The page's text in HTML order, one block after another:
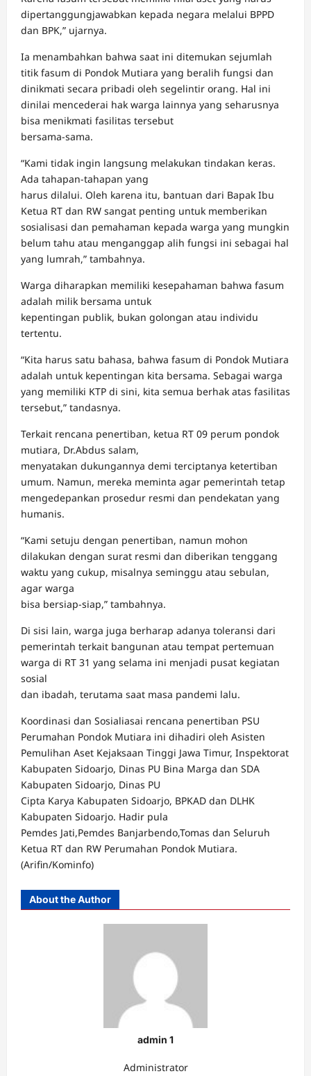
dipertanggungjawabkan kepada negara melalui BPPD
dan BPK,” ujarnya.
Ia menambahkan bahwa saat ini ditemukan sejumlah
titik fasum di Pondok Mutiara yang beralih fungsi dan
dinikmati secara pribadi oleh segelintir orang. Hal ini
dinilai mencederai hak warga lainnya yang seharusnya
bisa menikmati fasilitas tersebut
bersama-sama.
“Kami tidak ingin langsung melakukan tindakan keras.
Ada tahapan-tahapan yang
harus dilalui. Oleh karena itu, bantuan dari Bapak Ibu
Ketua RT dan RW sangat penting untuk memberikan
sosialisasi dan pemahaman kepada warga yang mungkin
belum tahu atau menganggap alih fungsi ini sebagai hal
yang lumrah,” tambahnya.
Warga diharapkan memiliki kesepahaman bahwa fasum
adalah milik bersama untuk
kepentingan publik, bukan golongan atau individu
tertentu.
“Kita harus satu bahasa, bahwa fasum di Pondok Mutiara
adalah untuk kepentingan kita bersama. Sebagai warga
yang memiliki KTP di sini, kita semua berhak atas fasilitas
tersebut,” tandasnya.
Terkait rencana penertiban, ketua RT 09 perum pondok
mutiara, Dr.Abdus salam,
menyatakan dukungannya demi terciptanya ketertiban
umum. Namun, mereka meminta agar pemerintah tetap
mengedepankan prosedur resmi dan pendekatan yang
humanis.
“Kami setuju dengan penertiban, namun mohon
dilakukan dengan surat resmi dan diberikan tenggang
waktu yang cukup, misalnya seminggu atau sebulan,
agar warga
bisa bersiap-siap,” tambahnya.
Di sisi lain, warga juga berharap adanya toleransi dari
pemerintah terkait bangunan atau tempat pertemuan
warga di RT 31 yang selama ini menjadi pusat kegiatan
sosial
dan ibadah, terutama saat masa pandemi lalu.
Koordinasi dan Sosialiasai rencana penertiban PSU
Perumahan Pondok Mutiara ini dihadiri oleh Asisten
Pemulihan Aset Kejaksaan Tinggi Jawa Timur, Inspektorat
Kabupaten Sidoarjo, Dinas PU Bina Marga dan SDA
Kabupaten Sidoarjo, Dinas PU
Cipta Karya Kabupaten Sidoarjo, BPKAD dan DLHK
Kabupaten Sidoarjo. Hadir pula
Pemdes Jati,Pemdes Banjarbendo,Tomas dan Seluruh
Ketua RT dan RW Perumahan Pondok Mutiara.
(Arifin/Kominfo)
About the Author
admin 1
Administrator